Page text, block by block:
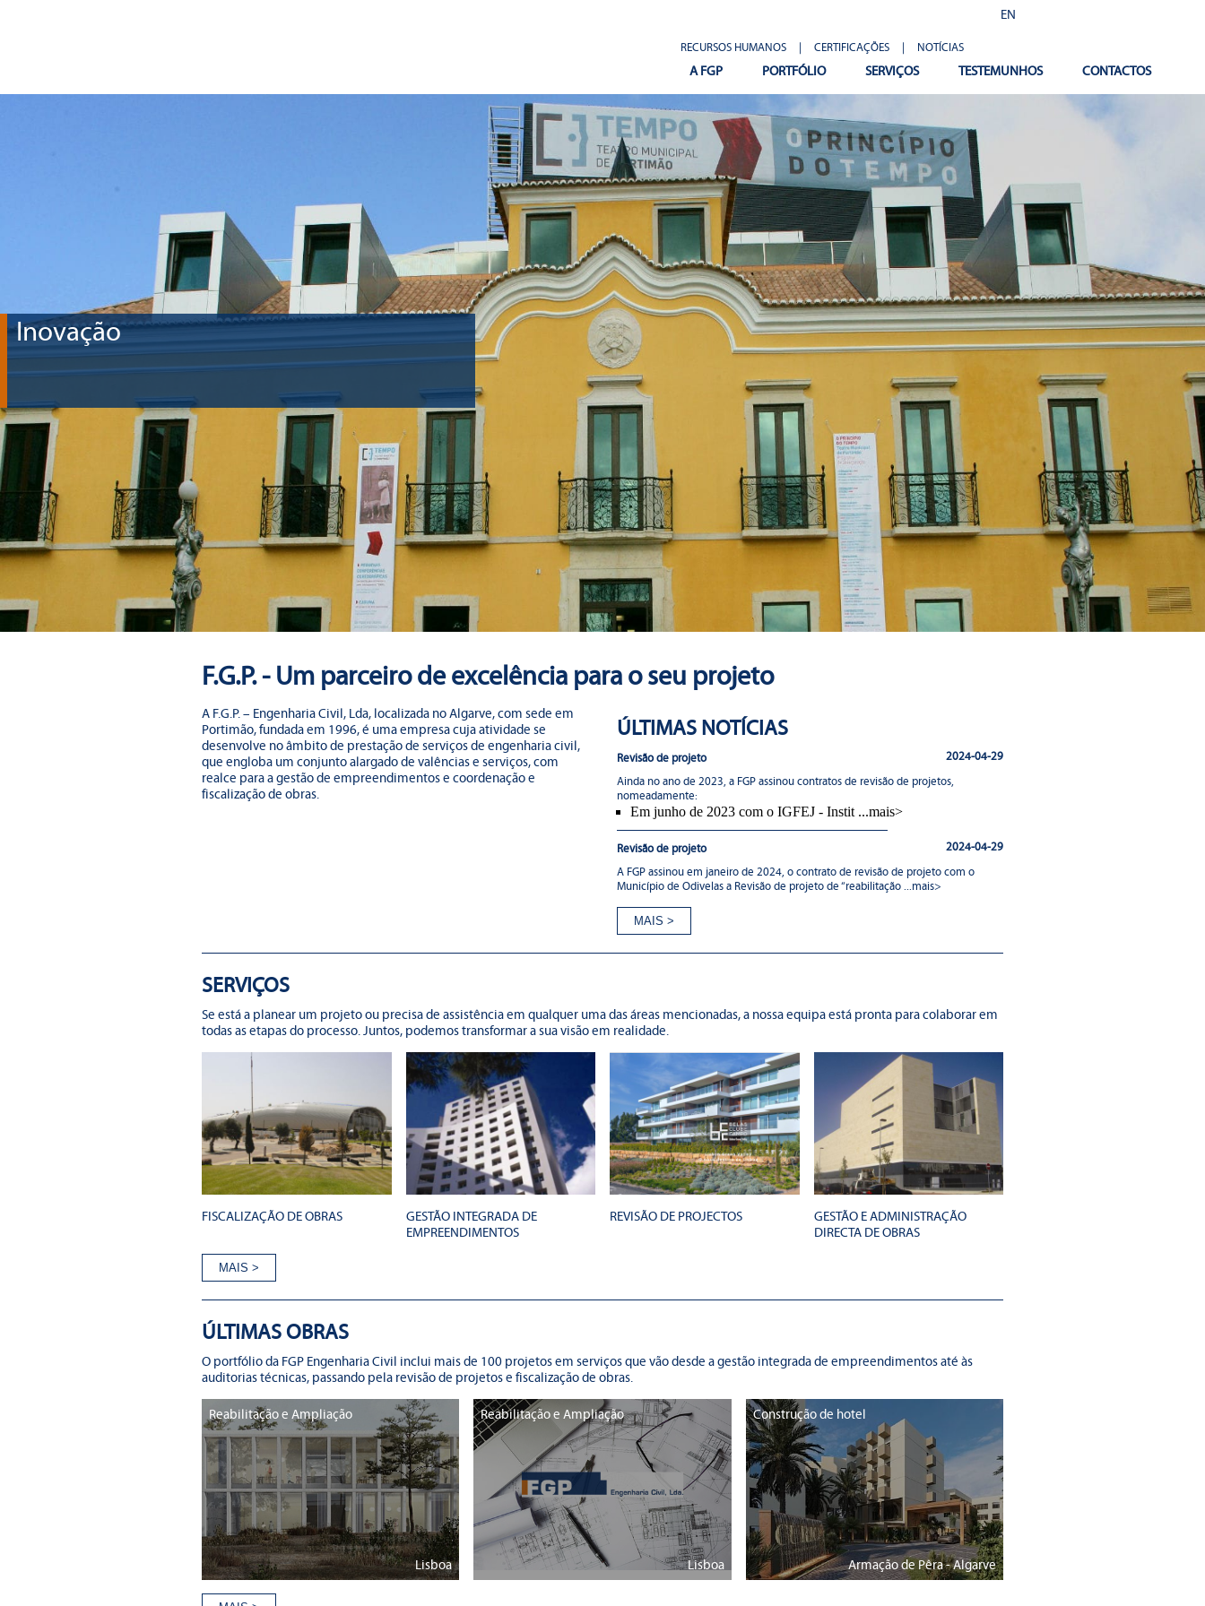
EN
RECURSOS HUMANOS | CERTIFICAÇÕES | NOTÍCIAS
A FGP PORTFÓLIO SERVIÇOS TESTEMUNHOS CONTACTOS
Etica
F.G.P. - Um parceiro de excelência para o seu projeto
A F.G.P. – Engenharia Civil, Lda, localizada no Algarve, com sede em
Portimão, fundada em 1996, é uma empresa cuja atividade se
desenvolve no âmbito de prestação de serviços de engenharia civil,
que engloba um conjunto alargado de valências e serviços, com
realce para a gestão de empreendimentos e coordenação e
fiscalização de obras.
ÚLTIMAS NOTÍCIAS
Revisão de projeto
2024-04-29
Ainda no ano de 2023, a FGP assinou contratos de revisão de projetos,
nomeadamente:
Em junho de 2023 com o IGFEJ - Instit ...mais>
Revisão de projeto
2024-04-29
A FGP assinou em janeiro de 2024, o contrato de revisão de projeto com o
Município de Odivelas a Revisão de projeto de “reabilitação ...mais>
SERVIÇOS
Se está a planear um projeto ou precisa de assistência em qualquer uma das áreas mencionadas, a nossa equipa está pronta para colaborar em
todas as etapas do processo. Juntos, podemos transformar a sua visão em realidade.
FISCALIZAÇÃO DE OBRAS
GESTÃO INTEGRADA DE
EMPREENDIMENTOS
REVISÃO DE PROJECTOS
GESTÃO E ADMINISTRAÇÃO
DIRECTA DE OBRAS
ÚLTIMAS OBRAS
O portfólio da FGP Engenharia Civil inclui mais de 100 projetos em serviços que vão desde a gestão integrada de empreendimentos até às
auditorias técnicas, passando pela revisão de projetos e fiscalização de obras.
Reabilitação e Ampliação
Lisboa
Reabilitação e Ampliação
Lisboa
Construção de hotel
Armação de Pêra - Algarve